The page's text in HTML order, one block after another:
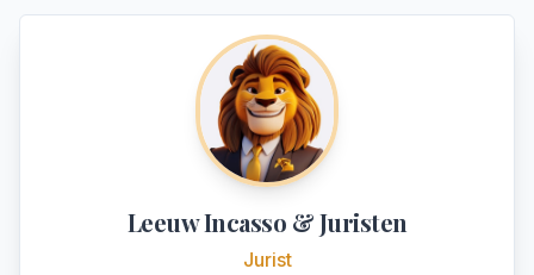
Leeuw Incasso & Juristen
Jurist